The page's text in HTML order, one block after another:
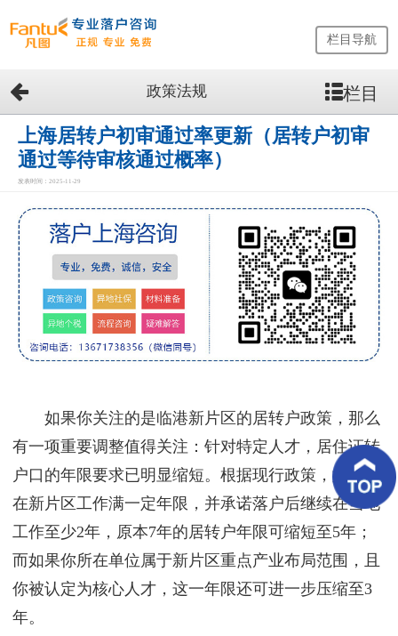
网
站
首
页
留
生
务
优
案
客
好
评
新
闻
资
栏目导航
政策法规 栏目
上海居转户初审通过率更新（居转户初审
通过等待审核通过概率）
发表时间：2025-11-29
如果你关注的是临港新片区的居转户政策，那么
有一项重要调整值得关注：针对特定人才，居住证转
户口的年限要求已明显缩短。根据现行政策，如果你
在新片区工作满一定年限，并承诺落户后继续在当地
工作至少2年，原本7年的居转户年限可缩短至5年；
而如果你所在单位属于新片区重点产业布局范围，且
你被认定为核心人才，这一年限还可进一步压缩至3
年。